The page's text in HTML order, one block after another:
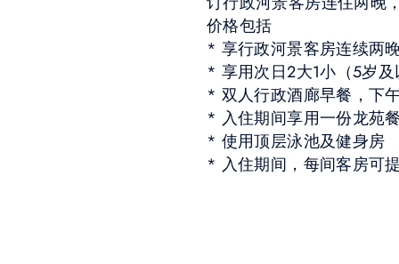
价格包括
* 享行政河景客房连续两
* 享用次日2大1小（5岁
* 双人行政酒廊早餐，下
* 入住期间享用一份龙苑
* 使用顶层泳池及健身房
* 入住期间，每间客房可